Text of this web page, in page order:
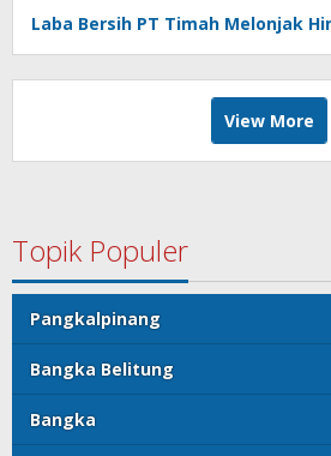
Laba Bersih PT Timah Melonjak
View More
Topik Populer
Pangkalpinang
Bangka Belitung
Bangka